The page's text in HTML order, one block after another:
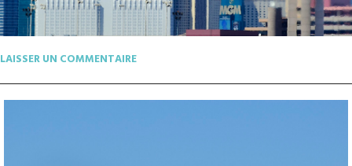
LAISSER UN COMMENTAIRE